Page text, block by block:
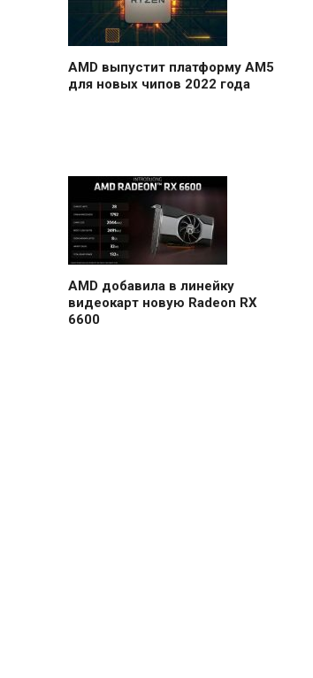
AMD выпустит платформу AM5
для новых чипов 2022 года
AMD добавила в линейку
видеокарт новую Radeon RX
6600